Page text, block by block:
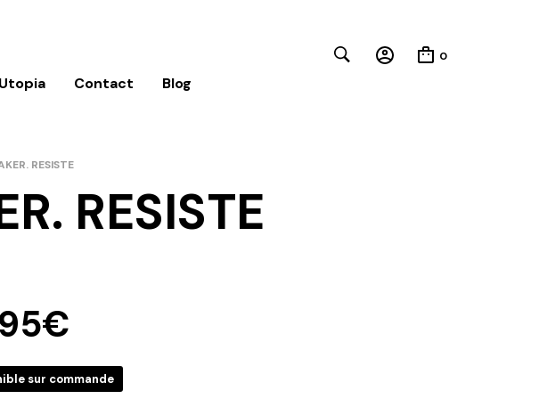
Contact Blog
0
RESISTE
RESISTE
€
sur commande